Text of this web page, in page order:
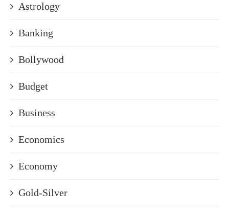
Astrology
Banking
Bollywood
Budget
Business
Economics
Economy
Gold-Silver